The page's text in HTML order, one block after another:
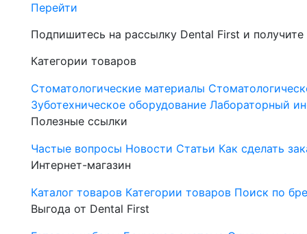
Перейти
Подпишитесь на рассылку Dental First и
Категории товаров
Стоматологические материалы
Зуботехническое оборудование Лабораторный
Полезные ссылки
Частые вопросы Новости Статьи Как сделать
Интернет-магазин
Каталог товаров Категории товаров Поиск по
Выгода от Dental First